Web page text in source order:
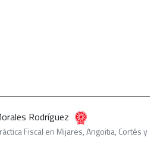
Rodríguez
Fiscal en Mijares, Angoitia, Cortés y